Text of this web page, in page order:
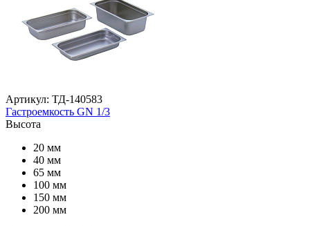
Артикул: ТД-140583
Гастроемкость GN 1/3
Высота
20 мм
40 мм
65 мм
100 мм
150 мм
200 мм